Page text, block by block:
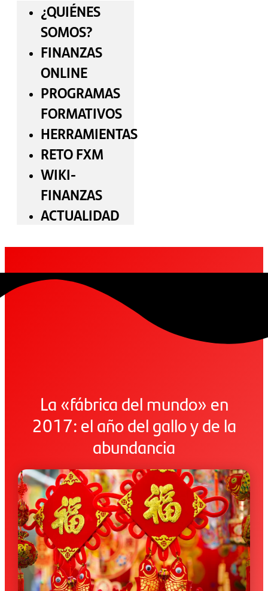
¿QUIÉNES
SOMOS?
FINANZAS
ONLINE
PROGRAMAS
FORMATIVOS
HERRAMIENTAS
RETO FXM
WIKI-
FINANZAS
ACTUALIDAD
La «fábrica del mundo» en
2017: el año del gallo y de la
abundancia